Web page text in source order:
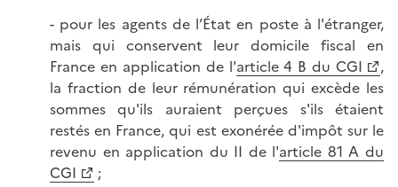
- pour les agents de l’État en poste à l'étranger,
mais qui conservent leur domicile fiscal en
France en application de l'article 4 B du CGI
,
la fraction de leur rémunération qui excède les
sommes qu'ils auraient perçues s'ils étaient
restés en France, qui est exonérée d'impôt sur le
revenu en application du II de l'article 81 A du
CGI
;